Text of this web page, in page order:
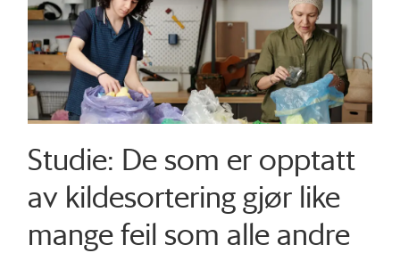
Studie: De som er opptatt
av kildesortering gjør like
mange feil som alle andre